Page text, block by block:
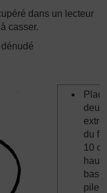
dans un lecteur
casser.
deux
du fil
10
haut
bas
pile